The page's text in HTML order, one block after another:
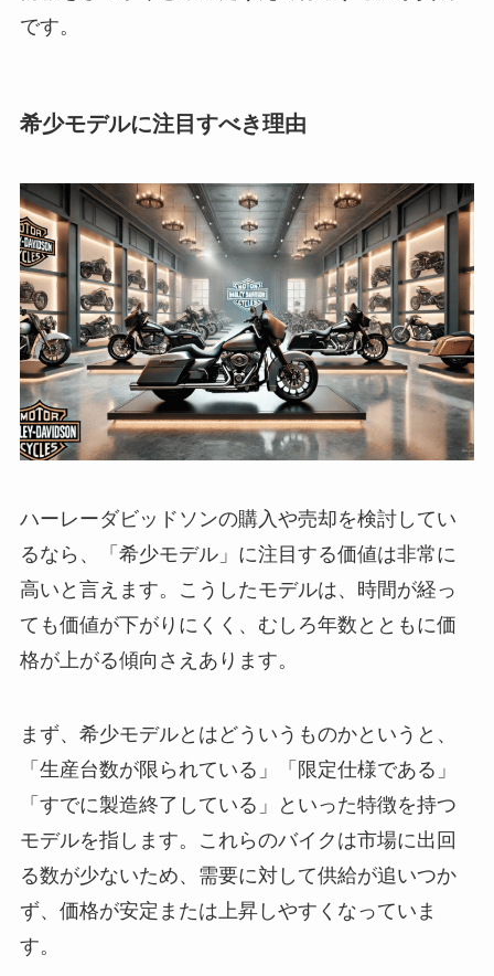
です。
希少モデルに注目すべき理由
ハーレーダビッドソンの購入や売却を検討してい
るなら、「希少モデル」に注目する価値は非常に
高いと言えます。こうしたモデルは、時間が経っ
ても価値が下がりにくく、むしろ年数とともに価
格が上がる傾向さえあります。
まず、希少モデルとはどういうものかというと、
「生産台数が限られている」「限定仕様である」
「すでに製造終了している」といった特徴を持つ
モデルを指します。これらのバイクは市場に出回
る数が少ないため、需要に対して供給が追いつか
ず、価格が安定または上昇しやすくなっていま
す。